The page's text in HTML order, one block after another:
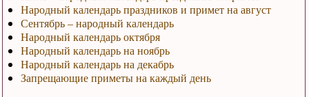
Народный календарь праздников и примет на август
Сентябрь – народный календарь
Народный календарь октября
Народный календарь на ноябрь
Народный календарь на декабрь
Запрещающие приметы на каждый день